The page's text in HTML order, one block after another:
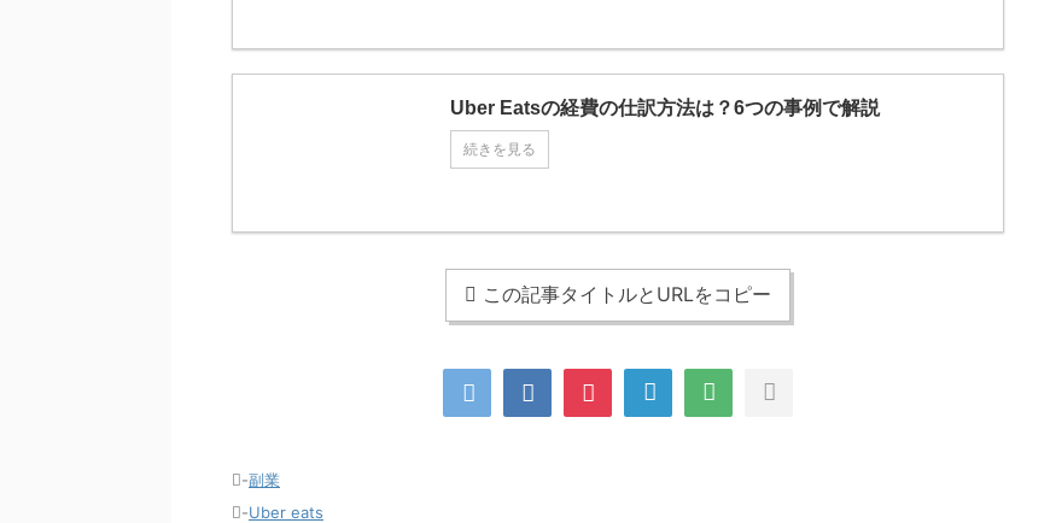
Uber Eatsの経費の仕訳方法は？6つの事例で解説
続きを見る
この記事タイトルとURLをコピー
-副業
-Uber eats